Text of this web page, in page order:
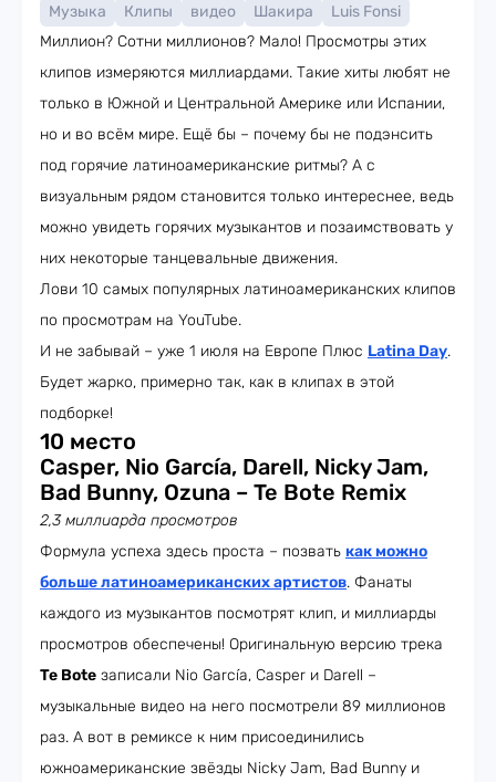
Музыка Клипы видео Шакира
Luis Fonsi
Миллион? Сотни миллионов? Мало! Просмотры этих
клипов измеряются миллиардами. Такие хиты любят не
только в Южной и Центральной Америке или Испании,
но и во всём мире. Ещё бы – почему бы не подэнсить
под горячие латиноамериканские ритмы? А с
визуальным рядом становится только интереснее, ведь
можно увидеть горячих музыкантов и позаимствовать у
них некоторые танцевальные движения.
Лови 10 самых популярных латиноамериканских клипов
по просмотрам на YouTube.
И не забывай – уже 1 июля на Европе Плюс Latina Day.
Будет жарко, примерно так, как в клипах в этой
подборке!
10 место
Casper, Nio García, Darell, Nicky Jam,
Bad Bunny, Ozuna – Te Bote Remix
2,3 миллиарда просмотров
Формула успеха здесь проста – позвать как можно
больше латиноамериканских артистов. Фанаты
каждого из музыкантов посмотрят клип, и миллиарды
просмотров обеспечены! Оригинальную версию трека
Te Bote записали Nio García, Casper и Darell –
музыкальные видео на него посмотрели 89 миллионов
раз. А вот в ремиксе к ним присоединились
южноамериканские звёзды Nicky Jam, Bad Bunny и